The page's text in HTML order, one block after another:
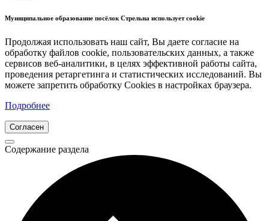
Муниципальное образование посёлок Стрельна использует cookie
Продолжая использовать наш сайт, Вы даете согласие на
обработку файлов cookie, пользовательских данных, а также
сервисов веб-аналитики, в целях эффективной работы сайта,
проведения ретаргетинга и статистических исследований. Вы
можете запретить обработку Cookies в настройках браузера.
Подробнее
Согласен
Содержание раздела